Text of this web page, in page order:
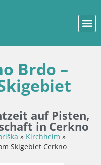
Brdo –
auf Pisten,
in Cerkno
» Kirchheim »
Skigebiet Cerkno